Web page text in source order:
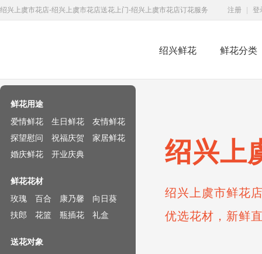
绍兴上虞市花店-绍兴上虞市花店送花上门-绍兴上虞市花店订花服务 注册 登
绍兴鲜花 鲜花分类
绍兴上
绍兴上虞市鲜花
优选花材，新鲜
鲜花用途
爱情鲜花
生日鲜花
友情鲜花
探望慰问
祝福庆贺
家居鲜花
婚庆鲜花
开业庆典
鲜花花材
玫瑰
百合 康乃馨
向日葵
扶郎
花篮 瓶插花 礼盒
送花对象